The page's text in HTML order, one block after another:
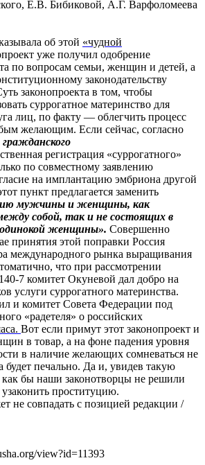
Е.В. Бибиковой, А.Г. Варфоломеева
об этой «чудной
уже получил одобрение
по вопросам семьи, женщин и детей, а
законодательству
законопроекта в том, чтобы
суррогатное материнство для
лиц, по факту — облегчить процесс
желающим. Если сейчас, согласно
регистрация «суррогатного»
по совместному заявлению
на имплантацию эмбриона другой
пункт предлагается заменить
мужчины и женщины, как
собой, так и не состоящих в
женщины». Совершенно
принятия этой поправки Россия
международного рынка выращивания
что при рассмотрении
7 комитет Окуневой дал добро на
услуги суррогатного материнства.
и комитет Совета Федерации под
«радетеля» о российских
Вот если примут этот законопроект и
в товар, а на фоне падения уровня
в наличие желающих сомневаться не
будет печально. Да и, увидев такую
как бы наши законотворцы не решили
проституцию.
не совпадать с позицией редакции /
view?id=11393